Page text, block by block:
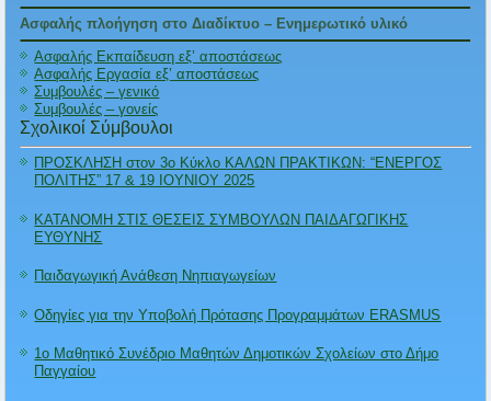
Ασφαλής πλοήγηση στο Διαδίκτυο – Ενημερωτικό υλικό
Ασφαλής Εκπαίδευση εξ’ αποστάσεως
Ασφαλής Εργασία εξ’ αποστάσεως
Συμβουλές – γενικό
Συμβουλές – γονείς
Σχολικοί Σύμβουλοι
ΠΡΟΣΚΛΗΣΗ στον 3ο Κύκλο ΚΑΛΩΝ ΠΡΑΚΤΙΚΩΝ: “ΕΝΕΡΓΟΣ
ΠΟΛΙΤΗΣ” 17 & 19 ΙΟΥΝΙΟΥ 2025
ΚΑΤΑΝΟΜΗ ΣΤΙΣ ΘΕΣΕΙΣ ΣΥΜΒΟΥΛΩΝ ΠΑΙΔΑΓΩΓΙΚΗΣ
ΕΥΘΥΝΗΣ
Παιδαγωγική Ανάθεση Νηπιαγωγείων
Οδηγίες για την Υποβολή Πρότασης Προγραμμάτων ERASMUS
1ο Μαθητικό Συνέδριο Μαθητών Δημοτικών Σχολείων στο Δήμο
Παγγαίου